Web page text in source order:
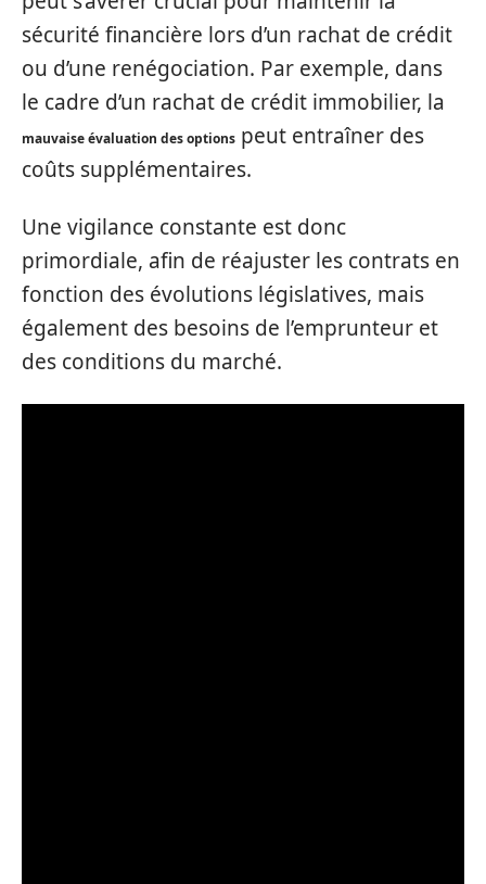
sécurité financière lors d’un rachat de crédit
ou d’une renégociation. Par exemple, dans
le cadre d’un rachat de crédit immobilier, la
mauvaise évaluation des options peut entraîner des
coûts supplémentaires.
Une vigilance constante est donc
primordiale, afin de réajuster les contrats en
fonction des évolutions législatives, mais
également des besoins de l’emprunteur et
des conditions du marché.